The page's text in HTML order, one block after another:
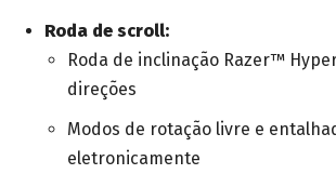
Roda de scroll:
Roda de inclinação Razer™
direções
Modos de rotação livre e
eletronicamente